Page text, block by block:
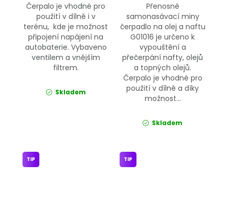
Čerpalo je vhodné pro
použití v dílně i v
terénu, kde je možnost
připojení napájení na
autobaterie. Vybaveno
ventilem a vnějším
filtrem.
Skladem
Přenosné
samonasávací miny
čerpadlo na olej a naftu
G01016 je určeno k
vypouštění a
přečerpání nafty, olejů
a topných olejů.
Čerpalo je vhodné pro
použití v dílně a díky
možnost...
Skladem
TIP TIP